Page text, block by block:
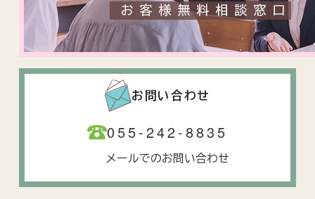
お問い合わせ
055-242-8835
メールでのお問い合わせ